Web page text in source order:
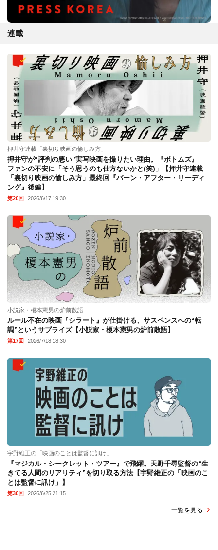
連載
押井守連載「裏切り映画の愉しみ方」
押井守が“評判の悪い”実写映画を撮りたい理由。『ボトムズ』
ファンの不安に「そう思うのも仕方ないかと(笑)」【押井守連載
「裏切り映画の愉しみ方」最終回『バーン・アフター・リーディ
ング』後編】
第20回 2026/6/17 19:30
小説家・榎本憲男の炉前散語
ルール不在の映画『シラート』が仕掛ける、サスペンスへの“転
調”というサプライズ【小説家・榎本憲男の炉前散語】
第17回 2026/7/18 18:30
宇野維正の「映画のことは監督に訊け」
『マジカル・シークレット・ツアー』で飛躍。天野千尋監督の“生
きてる人間のリアリティ”を切り取る方法【宇野維正の「映画のこ
とは監督に訊け」】
第30回 2026/6/25 21:15
一覧を見る